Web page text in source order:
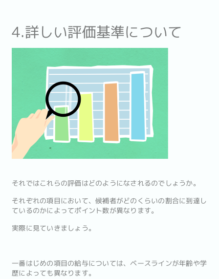
4.詳しい評価基準について
それではこれらの評価はどのようになされるのでしょうか。
それぞれの項目において、候補者がどのくらいの割合に到達し
ているのかによってポイント数が異なります。
実際に見ていきましょう。
一番はじめの項目の給与については、ベースラインが年齢や学
歴によっても異なります。